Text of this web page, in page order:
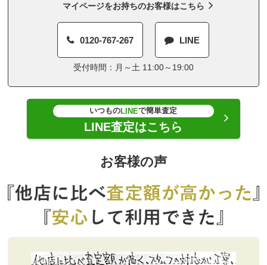
マイページをお持ちのお客様はこちら
0120-767-267 LINE
受付時間：月～土 11:00～19:00
いつものLINEで簡単査定
LINE査定はこちら
お客様の声